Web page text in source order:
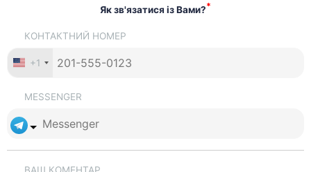
Як зв'язатися із Вами?*
КОНТАКТНИЙ НОМЕР
+1
MESSENGER